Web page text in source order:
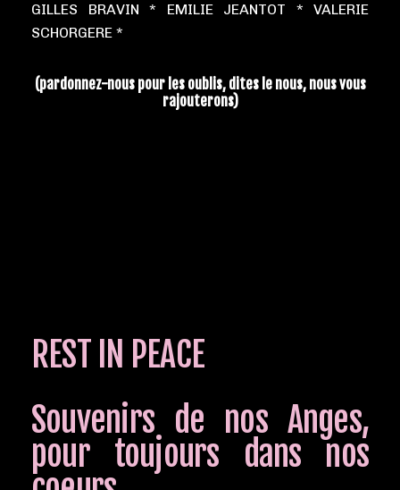
GILLES BRAVIN * EMILIE JEANTOT * VALERIE
SCHORGERE *
(pardonnez-nous pour les oublis, dites le nous, nous vous
rajouterons)
REST IN PEACE
Souvenirs de nos Anges,
pour toujours dans nos